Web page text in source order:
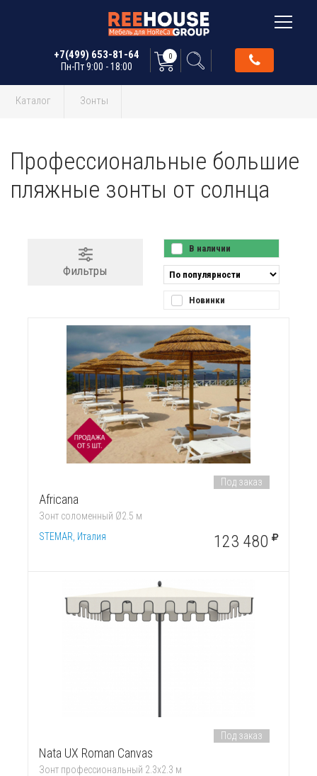
+7(499) 653-81-64
Пн-Пт 9:00 - 18:00
0
Каталог Зонты
Профессиональные большие
пляжные зонты от солнца
Фильтры
В наличии
Новинки
Africana
Зонт соломенный Ø2.5 м
STEMAR, Италия
Под заказ
123 480
Nata UX Roman Canvas
Зонт профессиональный 2.3х2.3 м
Под заказ